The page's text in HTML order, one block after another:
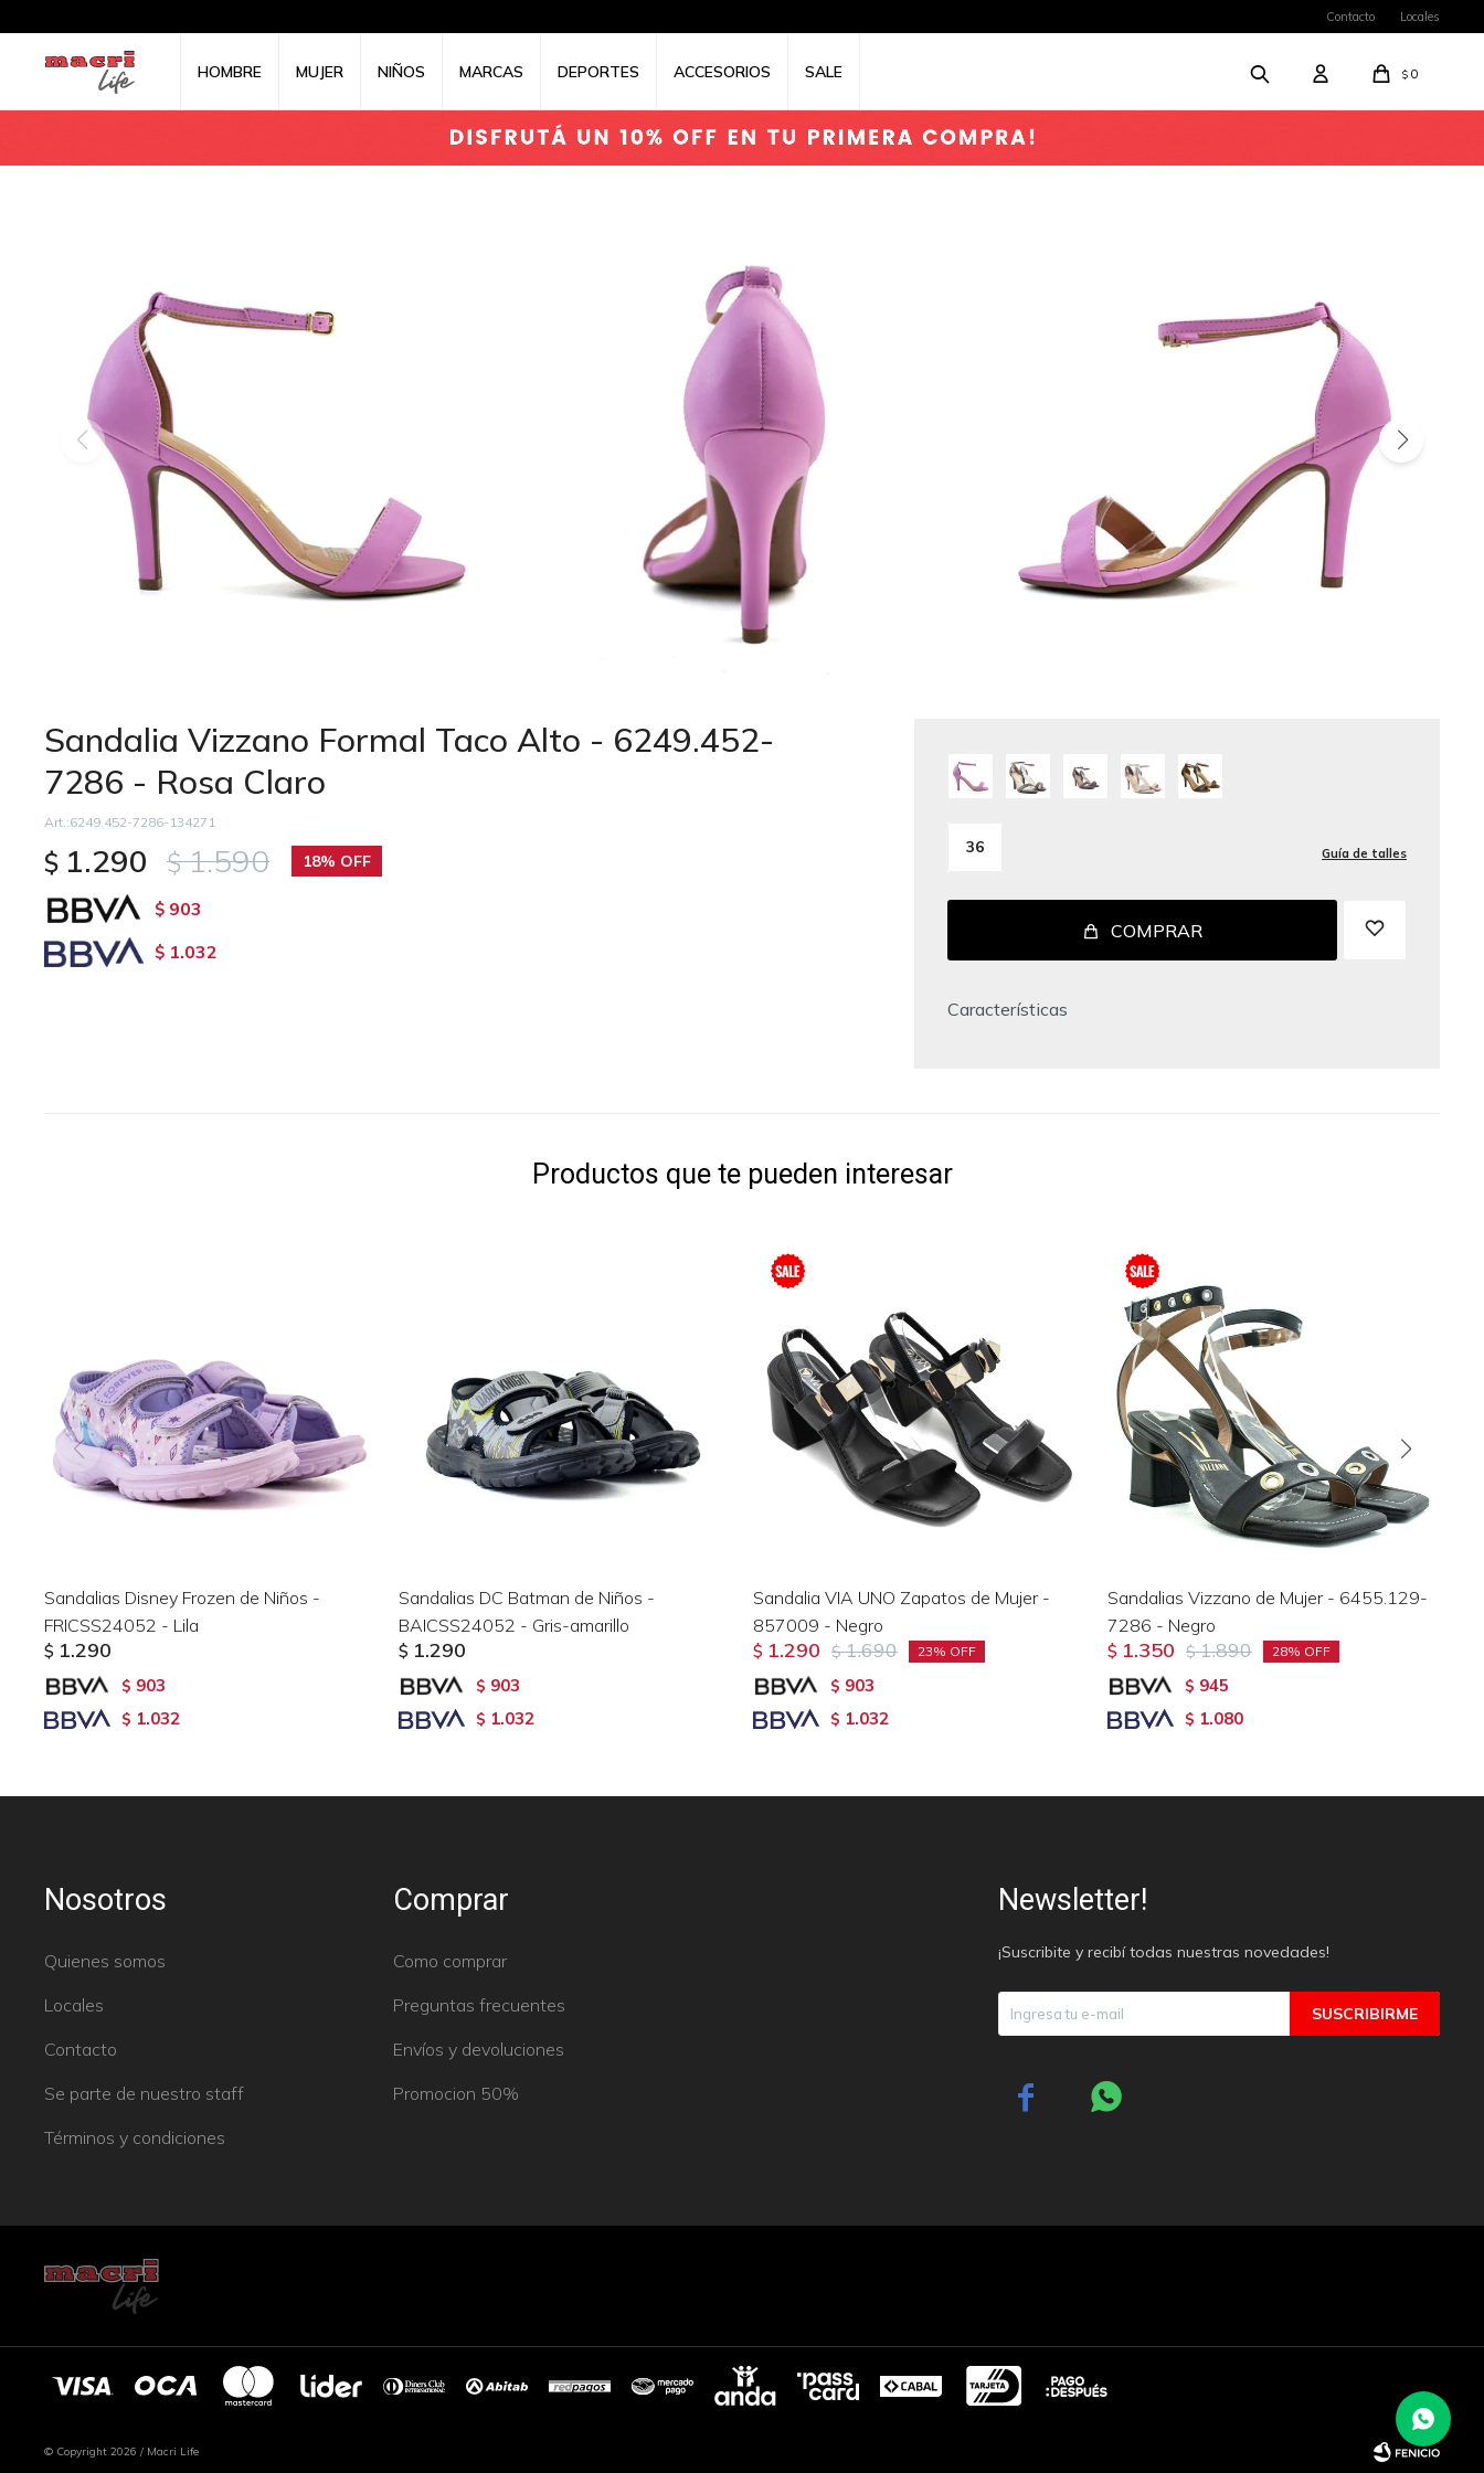
HOMBRE MUJER NIÑOS MARCAS DEPORTES ACCESORIOS SALE $ 0
Contacto Locales
Sandalia Vizzano Formal Taco Alto - 6249.452-
7286 - Rosa Claro
6249.452-7286-134271
$ 1.290 $ 1.590 18
$ 903
$ 1.032
36 Guía de talles
COMPRAR
Características
Productos que te pueden interesar
Sandalias Disney Frozen de Niños -
FRICSS24052 - Lila
$ 1.290
$ 903
$ 1.032
Sandalias DC Batman de Niños -
BAICSS24052 - Gris-amarillo
$ 1.290
$ 903
$ 1.032
Sandalia VIA UNO Zapatos de Mujer -
857009 - Negro
$ 1.290 $ 1.690 23
$ 903
$ 1.032
Sandalias Vizzano de Mujer - 6455.129-
7286 - Negro
$ 1.350 $ 1.890 28
$ 945
$ 1.080
Nosotros
Quienes somos
Locales
Contacto
Se parte de nuestro staff
Términos y condiciones
Comprar
Como comprar
Preguntas frecuentes
Envíos y devoluciones
Promocion 50%
Newsletter!
¡Suscribite y recibí todas nuestras novedades!
SUSCRIBIRME
 
© Copyright 2026 / Macri Life